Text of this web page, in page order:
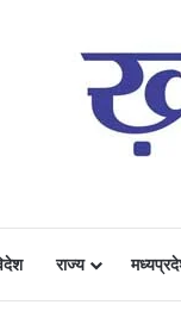
राज्य
से किसानों में उत्साह, नैनो